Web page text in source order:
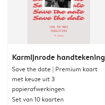
Karmijnrode handtekening
Save the date | Premium kaart
met keuze uit 3
papierafwerkingen
Set van 10 kaarten